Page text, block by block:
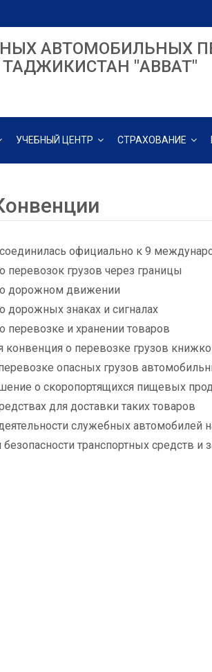
АВТОМОБИЛЬНЫХ
"ABBAT"
УЧЕБНЫЙ ЦЕНТР СТРАХОВАНИЕ
официально к 9
перевозок грузов через границы
дорожном движении
дорожных знаках и сигналах
перевозке и хранении товаров
конвенция о перевозке грузов
опасных грузов
о скоропортящихся пищевых
для доставки таких товаров
служебных
транспортных средств и